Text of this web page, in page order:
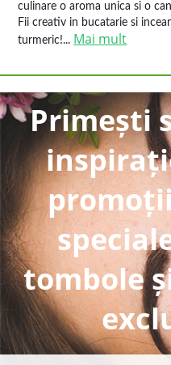
culinare o aroma unica si o
Fii creativ in bucatarie si
turmeric!... Mai mult
Primești
tombole